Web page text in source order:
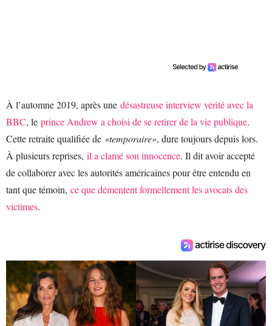
À l’automne 2019, après une désastreuse interview vérité avec la
BBC, le prince Andrew a choisi de se retirer de la vie publique.
Cette retraite qualifiée de «temporaire», dure toujours depuis lors.
À plusieurs reprises, il a clamé son innocence. Il dit avoir accepté
de collaborer avec les autorités américaines pour être entendu en
tant que témoin, ce que démentent formellement les avocats des
victimes.